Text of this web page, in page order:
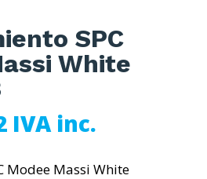
SPC
White
IVA inc.
Modee Massi White